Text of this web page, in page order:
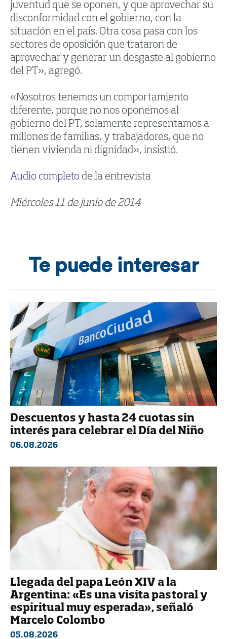
juventud que se oponen, y que aprovechar su
disconformidad con el gobierno, con la
situación en el país. Otra cosa pasa con los
sectores de oposición que trataron de
aprovechar y generar un desgaste al gobierno
del PT», agregó.
«Nosotros tenemos un comportamiento
diferente, porque no nos oponemos al
gobierno del PT, solamente representamos a
millones de familias, y trabajadores, que no
tienen vivienda ni dignidad», insistió.
Audio completo de la entrevista
Miércoles 11 de junio de 2014
Te puede interesar
Descuentos y hasta 24 cuotas sin
interés para celebrar el Día del Niño
06.08.2026
Llegada del papa León XIV a la
Argentina: «Es una visita pastoral y
espiritual muy esperada», señaló
Marcelo Colombo
05.08.2026